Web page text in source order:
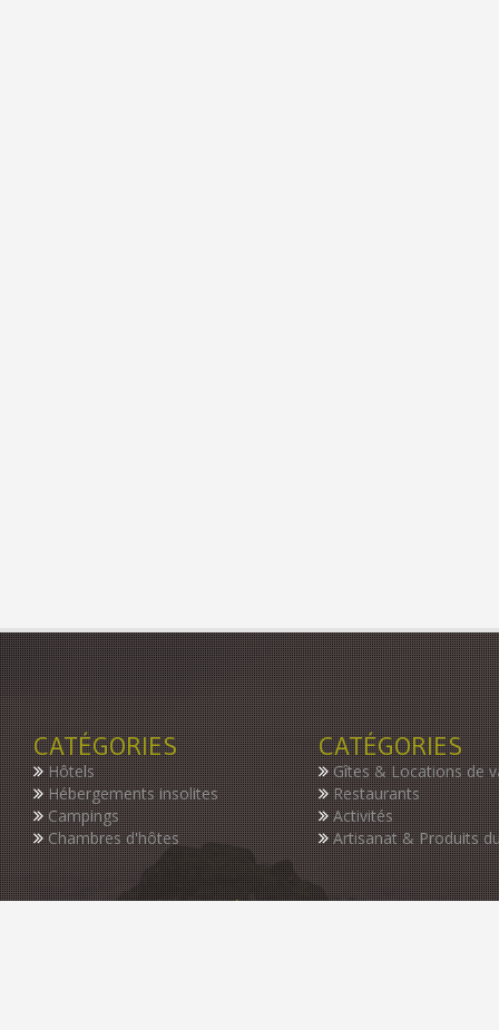
CATÉGORIES
Hôtels
Hébergements insolites
Campings
Chambres d'hôtes
CATÉGORIES
Gîtes & Locations de
Restaurants
Activités
Artisanat & Produits